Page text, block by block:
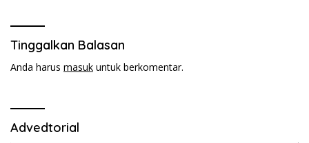
Tinggalkan Balasan
Anda harus masuk untuk berkomentar.
Advedtorial